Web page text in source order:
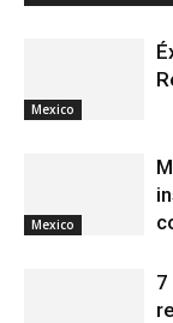
Mexico
Mexico
7